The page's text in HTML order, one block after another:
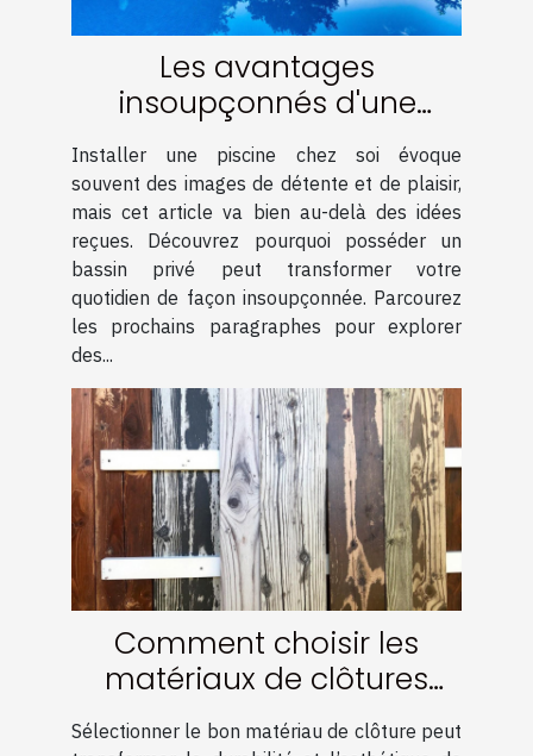
Les avantages
insoupçonnés d'une
piscine chez soi
Installer une piscine chez soi évoque
souvent des images de détente et de plaisir,
mais cet article va bien au-delà des idées
reçues. Découvrez pourquoi posséder un
bassin privé peut transformer votre
quotidien de façon insoupçonnée. Parcourez
les prochains paragraphes pour explorer
des...
Comment choisir les
matériaux de clôtures
pour une durabilité
Sélectionner le bon matériau de clôture peut